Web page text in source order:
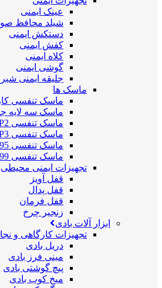
عینک ایمنی
شیلد محافظ
دستکش ایمنی
کفش ایمنی
کلاه ایمنی
گوشی ایمنی
جلیقه ایمنی
ماسک ها
ماسک تنفسی
ماسک سه لایه
ماسک تنفسی FFP2
ماسک تنفسی FFP3
ماسک تنفسی N95
ماسک تنفسی N99
تجهیزات ایمنی محیطی
قفل آویز
قفل پدال
قفل فرمان
زنجیر چرخ
ابزار آلات بادی
تجهیزات کارگاهی و
دریل بادی
مینی فرز بادی
پیچ گوشتی بادی
میخ کوب بادی